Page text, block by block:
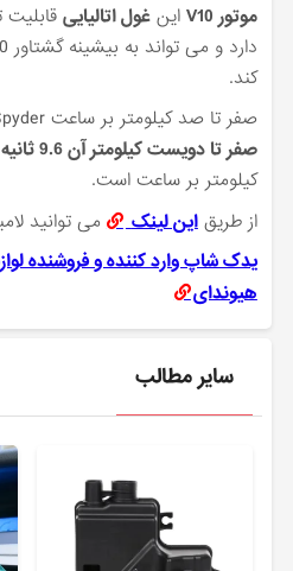
موتور V10 اینغول اتالیایی
کند.
صفر تا صد کیلومتر بر ساعت Evo RWD Spyder تنها 3.5 ثانیه و
صفر تا دویست کیلومتر آن 9.6 ثانیه
کیلومتر بر ساعت است.
از طریقاین لینک
می توانید
یدک شاپ وارد کننده و فروشنده
هیوندای
سایر مطالب